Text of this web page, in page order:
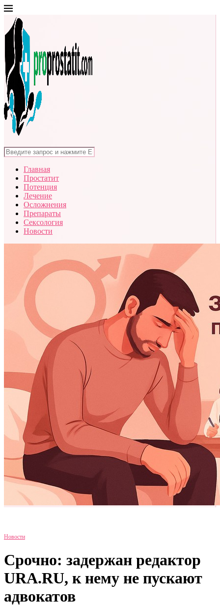
Главная
Простатит
Потенция
Лечение
Осложнения
Препараты
Сексология
Новости
Новости
Срочно: задержан редактор
URA.RU, к нему не пускают
адвокатов